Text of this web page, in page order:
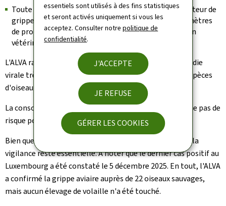
essentiels sont utilisés à des fins statistiques
et seront activés uniquement si vous les
acceptez. Consulter notrepolitique de
confidentialité.
J'ACCEPTE
JE REFUSE
GÉRER LES COOKIES
Toute mortalité anormale, tout signe clinique évocateur de
grippe aviaire ou toute baisse inhabituelle des paramètres
de production doit être signalée immédiatement à un
vétérinaire.
L'ALVA rappelle que la grippe aviaire demeure une maladie
virale très contagieuse à laquelle presque toutes les espèces
d'oiseaux sont susceptibles d'être sensibles.
La consommation de viande de volaille et d'œuf ne pose pas de
risque pour la santé du consommateur.
Bien que la situation soit actuellement sous contrôle, la
vigilance reste essentielle. À noter que le dernier cas positif au
Luxembourg a été constaté le 5 décembre 2025. En tout, l'ALVA
a confirmé la grippe aviaire auprès de 22 oiseaux sauvages,
mais aucun élevage de volaille n'a été touché.